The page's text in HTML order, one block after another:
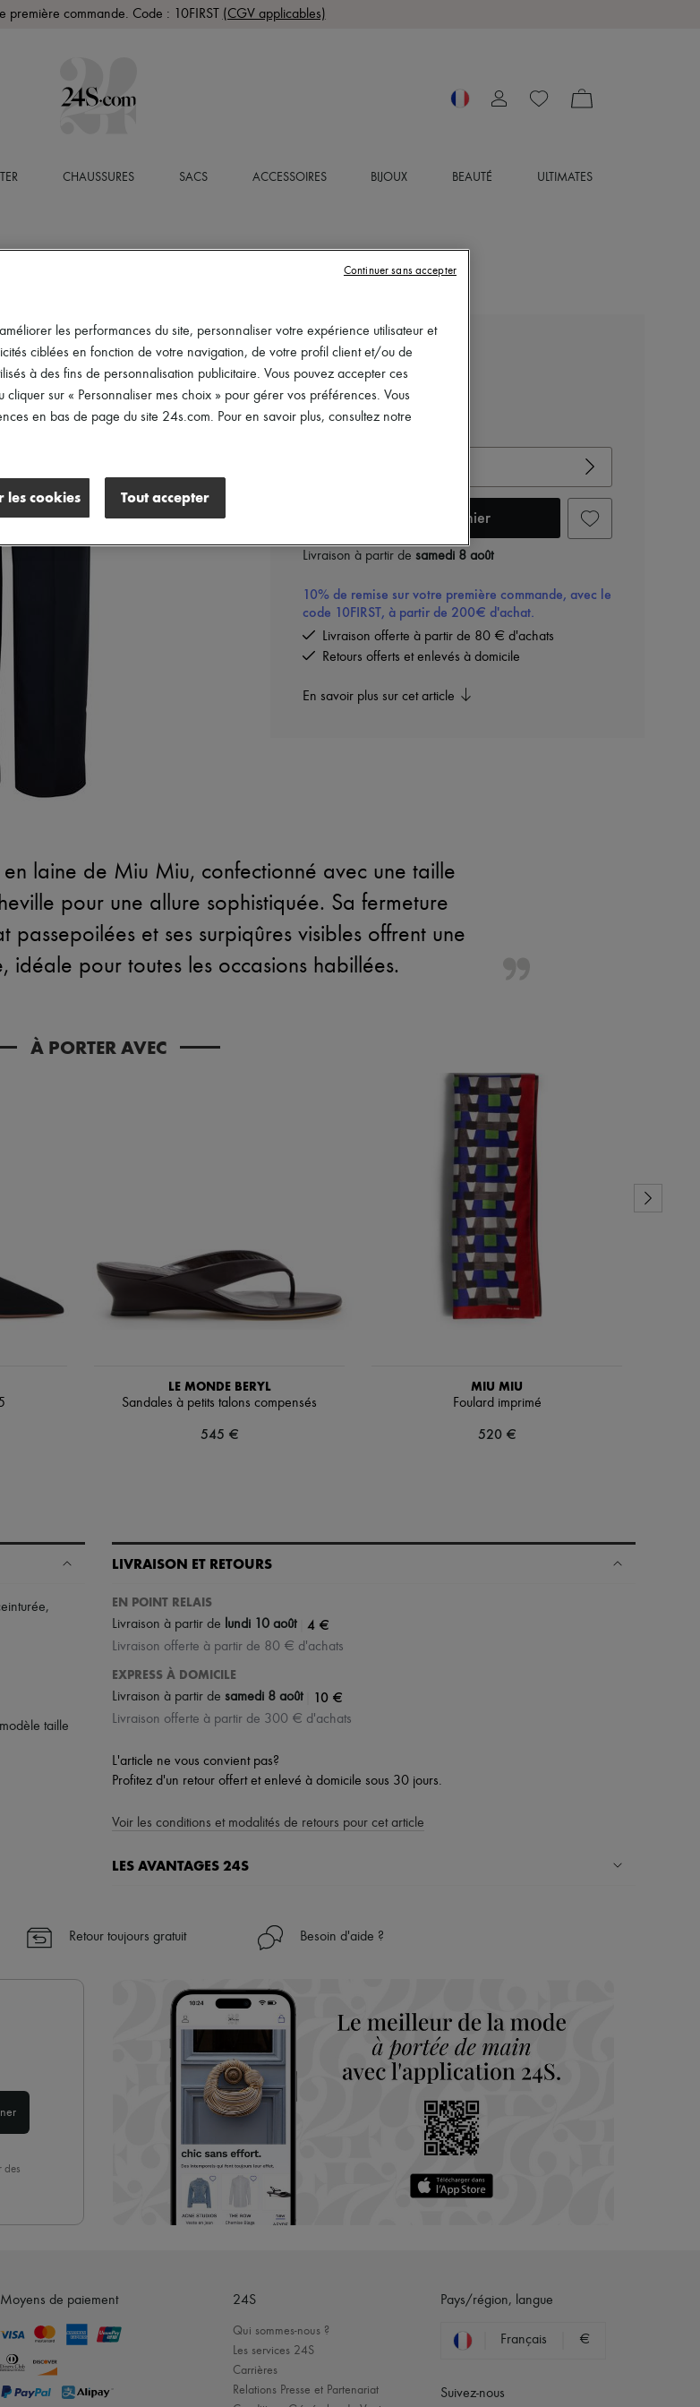
première commande. Code : 10FIRST (CGV applicables)
CHAUSSURES SACS ACCESSOIRES BIJOUX BEAUTÉ ULTIMATES
MIU MIU
Pantalon droit en laine
1 400 €
Ajouter au panier
Livraison à partir de samedi 8 août
10% de remise sur votre première commande, avec le
code 10FIRST, à partir de 200€ d'achat.
Livraison offerte à partir de 80 € d'achats
Retours offerts et enlevés à domicile
En savoir plus sur cet article
laine de Miu Miu, confectionné avec une taille
pour une allure sophistiquée. Sa fermeture
passepoilées et ses surpiqûres visibles offrent une
idéale pour toutes les occasions habillées.
À PORTER AVEC
LE MONDE BERYL
Sandales à petits talons compensés
545 €
MIU MIU
Foulard imprimé
520 €
,
taille
LIVRAISON ET RETOURS
EN POINT RELAIS
Livraison à partir de lundi 10 août 4 €
Livraison offerte à partir de 80 € d'achats
EXPRESS À DOMICILE
Livraison à partir de samedi 8 août 10 €
Livraison offerte à partir de 300 € d'achats
L'article ne vous convient pas?
Profitez d'un retour offert et enlevé à domicile sous 30 jours.
Voir les conditions et modalités de retours pour cet article
LES AVANTAGES 24S
✓ Bénéficiez de la livraison express dans plus de 100 pays
✓ Soyez libre de changer d’avis, les retours sont toujours offerts
En savoir plus sur 24S, une maison du groupe LVMH
Retour toujours gratuit Besoin d'aide ?
des
Moyens de paiement 24S
Qui sommes-nous ?
Les services 24S
Carrières
Relations Presse et Partenariat
Pays/région, langue
Français €
Suivez-nous
les performances du site, personnaliser votre expérience utilisateur et
ciblées en fonction de votre navigation, de votre profil client et/ou de
à des fins de personnalisation publicitaire. Vous pouvez accepter ces
cliquer sur « Personnaliser mes choix » pour gérer vos préférences. Vous
en bas de page du site 24s.com. Pour en savoir plus, consultez notre
les cookies Tout accepter
Continuer sans accepter